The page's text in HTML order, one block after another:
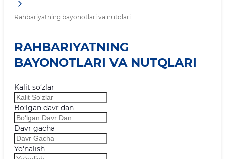
Rahbariyatning bayonotlari va nutqlari
RAHBARIYATNING
BAYONOTLARI VA NUTQLARI
Kalit so‘zlar
Bo‘lgan davr dan
Davr gacha
Yo‘nalish